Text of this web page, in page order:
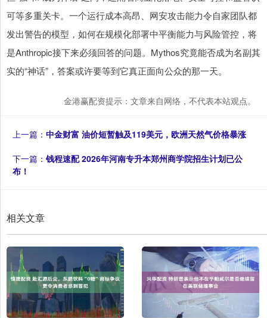
可等多重关卡。一个运行成本高昂、网安攻击能力令自家团队都
发出警告的模型，如何在规模化部署中平衡能力与风险管控，将
是Anthropic接下来必须回答的问题。Mythos究竟能否成为名副其
实的“神话”，答案或许要等到它真正面向公众的那一天。
金港赢配资提示：文章来自网络，不代表本站观点。
上一篇： 中金财富 油价短暂触及119美元，欧洲天然气价格暴涨
下一篇： 钱程速配 2026年河南专升本郑州商学院招生计划已公
布！
相关文章